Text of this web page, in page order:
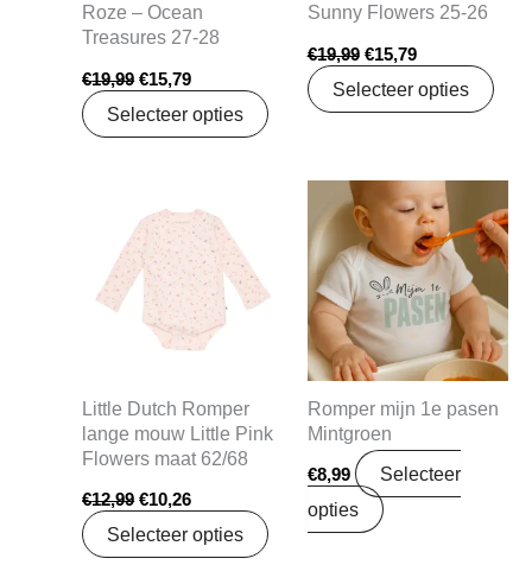
Roze – Ocean
Treasures 27-28
€19,99 €15,79
Selecteer opties
Sunny Flowers 25-26
€19,99 €15,79
Selecteer opties
Little Dutch Romper
lange mouw Little Pink
Flowers maat 62/68
€12,99
prijs
was:
€12,99.
€10,26
prijs
is:
€10,26.
Selecteer opties
Romper mijn 1e pasen
Mintgroen
€8,99
Selecteer
opties